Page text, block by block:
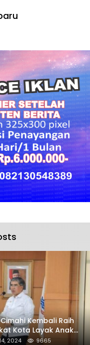
Kembali Raih
Kota Layak Anak
2024 9665